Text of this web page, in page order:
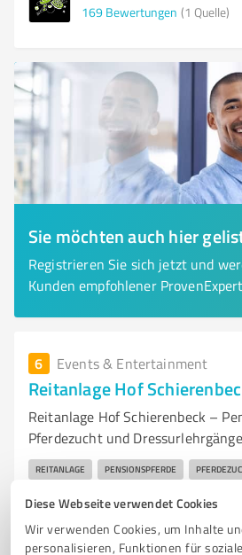
Diese Webseite verwendet Cookies
Wir verwenden Cookies, um Inhalte
personalisieren, Funktionen für
169 Bewertungen (1 Quelle)
Sie möchten auch hier
Registrieren Sie sich jetzt und
Kunden empfohlener
6 Events & Entertainment
Reitanlage Hof
Reitanlage Hof Schierenbeck –
Pferdezucht und Dressurlehrgänge
REITANLAGE PENSIONSPFERDE
Weyher Bruch 30, 28844